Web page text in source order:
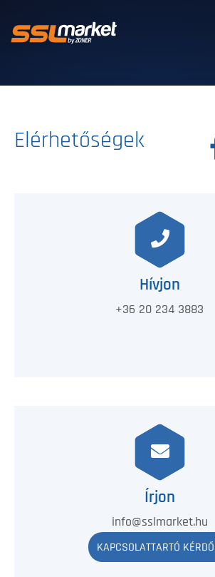
Megbízható
Elérhetőségek
Hívjon
+36 20 234 3883
Írjon
info@sslmarket.hu
KAPCSOLATTARTÓ